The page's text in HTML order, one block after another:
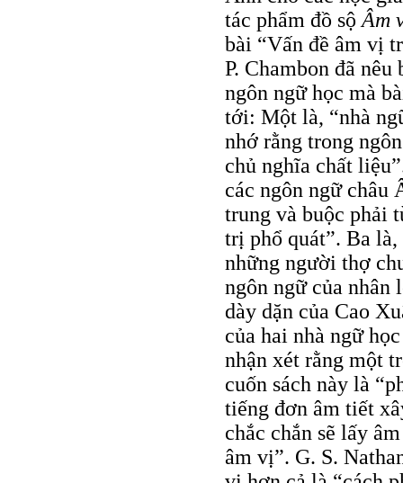
tác phẩm đồ sộ Âm
bài “Vấn đề âm vị
P. Chambon đã
ngôn ngữ học mà
tới: Một là, “nhà
nhớ rằng trong
chủ nghĩa chất
các ngôn ngữ châu
trung và buộc phải
trị phổ quát”. Ba
những người thợ
ngôn ngữ của nhân
dày dặn của Cao
của hai nhà ngữ
nhận xét rằng một
cuốn sách này là
tiếng đơn âm tiết
chắc chắn sẽ lấy
âm vị”. G. S.